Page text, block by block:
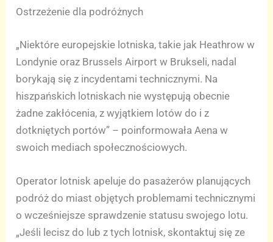
Ostrzeżenie dla podróżnych
„Niektóre europejskie lotniska, takie jak Heathrow w
Londynie oraz Brussels Airport w Brukseli, nadal
borykają się z incydentami technicznymi. Na
hiszpańskich lotniskach nie występują obecnie
żadne zakłócenia, z wyjątkiem lotów do i z
dotkniętych portów” – poinformowała Aena w
swoich mediach społecznościowych.
Operator lotnisk apeluje do pasażerów planujących
podróż do miast objętych problemami technicznymi
o wcześniejsze sprawdzenie statusu swojego lotu.
„Jeśli lecisz do lub z tych lotnisk, skontaktuj się ze